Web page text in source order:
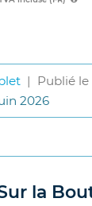
| Publié le
2026
la